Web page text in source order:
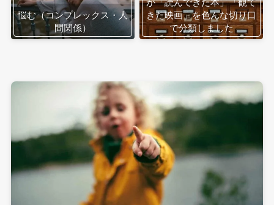
悩む（コンプレックス・人
間関係）
が「読んできた本」「観て
きた映画」を色んな切り口
で分類しました